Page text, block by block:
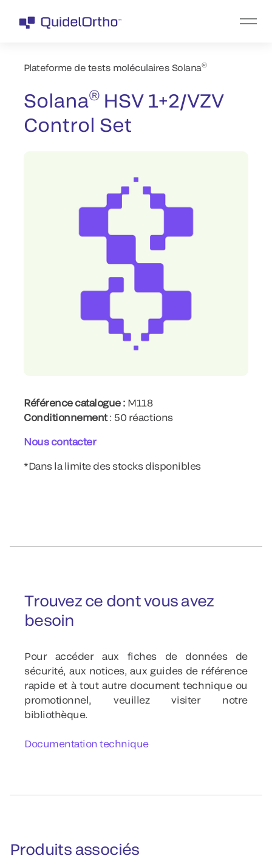
Plateforme de tests moléculaires Solana®
Solana® HSV 1+2/VZV
Control Set
Référence catalogue : M118
Conditionnement: 50 réactions
Nous contacter
*Dans la limite des stocks disponibles
Trouvez ce dont vous avez
besoin
Pour accéder aux fiches de données de
sécurité, aux notices, aux guides de référence
rapide et à tout autre document technique ou
promotionnel, veuillez visiter notre
bibliothèque.
Documentation technique
Produits associés